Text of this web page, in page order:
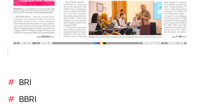
# BRI
# BBRI